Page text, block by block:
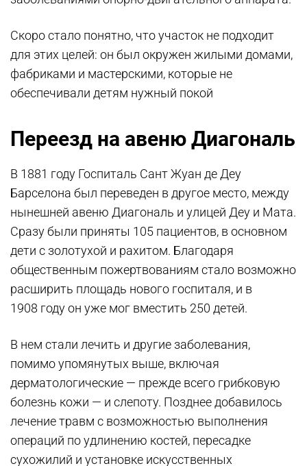
Скоро стало понятно, что участок не подходит
для этих целей: он был окружен жилыми домами,
фабриками и мастерскими, которые не
обеспечивали детям нужный покой
Переезд на авеню Диагональ
В 1881 году Госпиталь Сант Жуан де Деу
Барселона был переведен в другое место, между
нынешней авеню Диагональ и улицей Деу и Мата.
Сразу были приняты 105 пациентов, в основном
дети с золотухой и рахитом. Благодаря
общественным пожертвованиям стало возможно
расширить площадь нового госпиталя, и в
1908 году он уже мог вместить 250 детей.
В нем стали лечить и другие заболевания,
помимо упомянутых выше, включая
дерматологические — прежде всего грибковую
болезнь кожи — и слепоту. Позднее добавилось
лечение травм с возможностью выполнения
операций по удлинению костей, пересадке
сухожилий и установке искусственных